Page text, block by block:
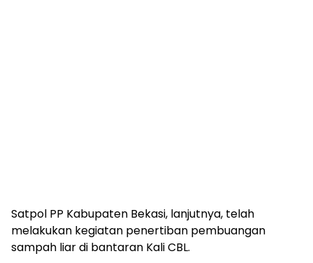
Satpol PP Kabupaten Bekasi, lanjutnya, telah
melakukan kegiatan penertiban pembuangan
sampah liar di bantaran Kali CBL.